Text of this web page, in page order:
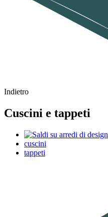
Indietro
Cuscini e tappeti
cuscini
tappeti